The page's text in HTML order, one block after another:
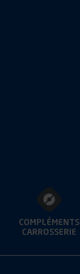
COMPLÉMENTS
CARROSSERIE